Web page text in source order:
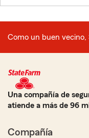
Como un buen vecino,
Una compañía de
atiende a más de 96
Compañía